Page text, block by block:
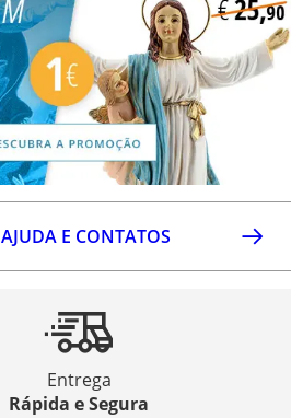
AJUDA E CONTATOS
Entrega
Rápida e Segura